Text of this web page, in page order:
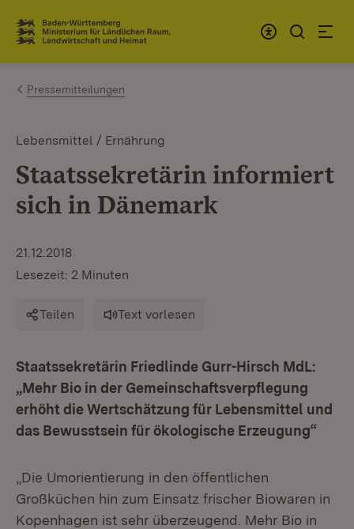
Zum Inhalt springen
Link zur Startseite
Pressemitteilungen
Lebensmittel / Ernährung
Staatssekretärin informiert
sich in Dänemark
21.12.2018
Lesezeit: 2 Minuten
Teilen Text vorlesen
Staatssekretärin Friedlinde Gurr-Hirsch MdL:
„Mehr Bio in der Gemeinschaftsverpflegung
erhöht die Wertschätzung für Lebensmittel und
das Bewusstsein für ökologische Erzeugung“
„Die Umorientierung in den öffentlichen
Großküchen hin zum Einsatz frischer Biowaren in
Kopenhagen ist sehr überzeugend. Mehr Bio in